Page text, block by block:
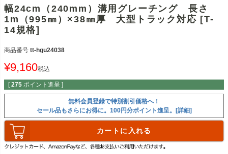
幅24cm（240mm）溝用グレーチング 長さ
1m（995㎜）×38㎜厚 大型トラック対応 [T-
14規格]
商品番号 tt-hgu24038
¥9,160税込
[ 275 ポイント進呈 ]
無料会員登録で特別割引価格へ！
セール品もさらにお得に。100円分ポイント進呈。[詳細]
カートに入れる